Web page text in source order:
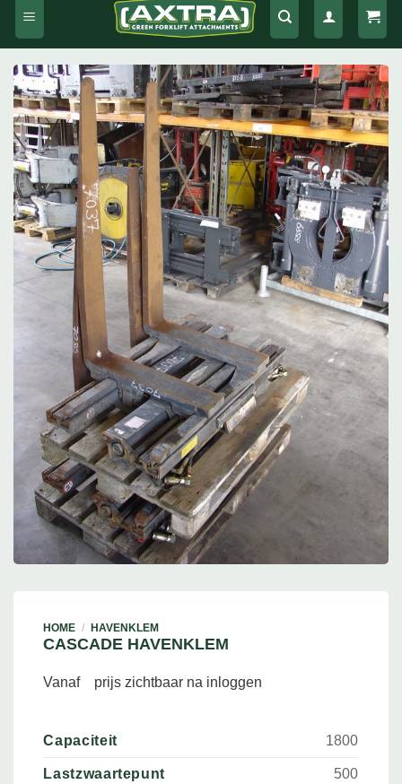
HOME / HAVENKLEM
CASCADE HAVENKLEM
Vanaf prijs zichtbaar na inloggen
Capaciteit 1800
Lastzwaartepunt 500